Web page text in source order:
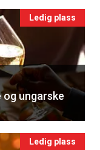
Ledig plass
og ungarske
Ledig plass